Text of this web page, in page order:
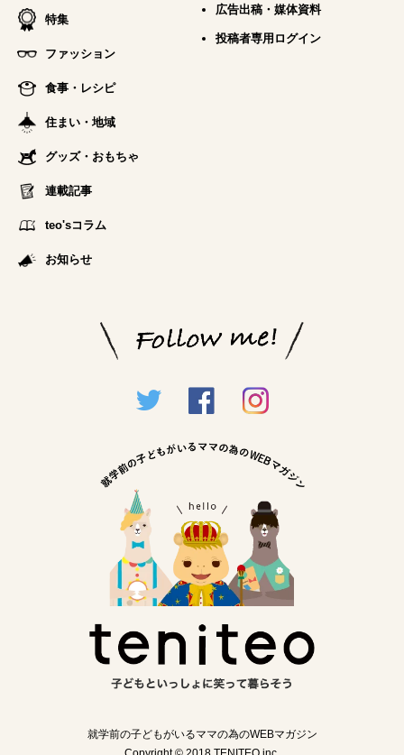
特集
ファッション
食事・レシピ
住まい・地域
グッズ・おもちゃ
連載記事
teo'sコラム
お知らせ
広告出稿・媒体資料
投稿者専用ログイン
就学前の子どもがいるママの為のWEBマガジン